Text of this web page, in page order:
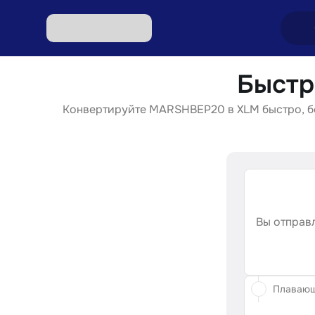
Обмен
Обмен
Конвертируйте MARSHBEP20 в XLM
Вы